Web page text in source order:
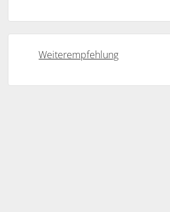
Weiterempfehlung